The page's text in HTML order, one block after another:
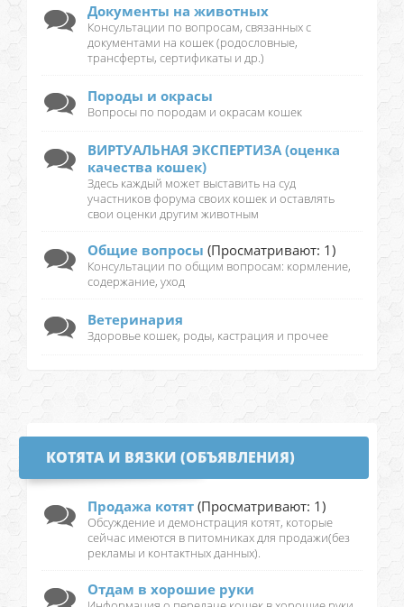
Документы на животных
Консультации по вопросам, связанных с
документами на кошек (родословные,
трансферты, сертификаты и др.)
Породы и окрасы
Вопросы по породам и окрасам кошек
ВИРТУАЛЬНАЯ ЭКСПЕРТИЗА (оценка
качества кошек)
Здесь каждый может выставить на суд
участников форума своих кошек и оставлять
свои оценки другим животным
Общие вопросы (Просматривают: 1)
Консультации по общим вопросам: кормление,
содержание, уход
Ветеринария
Здоровье кошек, роды, кастрация и прочее
КОТЯТА И ВЯЗКИ (ОБЪЯВЛЕНИЯ)
Продажа котят (Просматривают: 1)
Обсуждение и демонстрация котят, которые
сейчас имеются в питомниках для продажи(без
рекламы и контактных данных).
Отдам в хорошие руки